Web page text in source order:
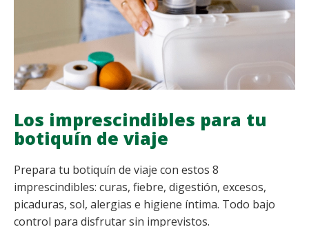
CÓMO
GESTIONARLO
Los imprescindibles para tu
botiquín de viaje
Prepara tu botiquín de viaje con estos 8
imprescindibles: curas, fiebre, digestión, excesos,
picaduras, sol, alergias e higiene íntima. Todo bajo
control para disfrutar sin imprevistos.